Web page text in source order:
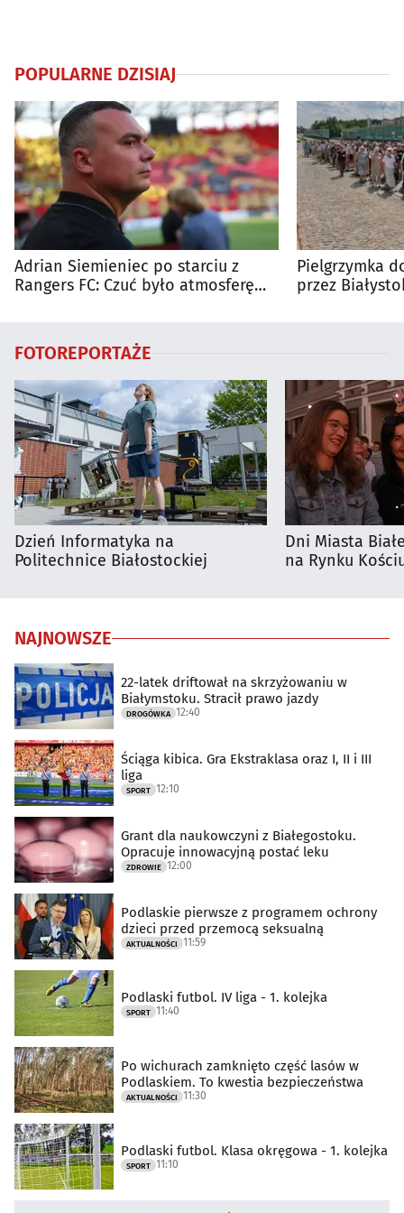
POPULARNE DZISIAJ
Adrian Siemieniec po starciu z
Rangers FC: Czuć było atmosferę
Pielgrzymka
przez
FOTOREPORTAŻE
Dzień Informatyka na
Politechnice Białostockiej
Dni Miasta
na Rynku
NAJNOWSZE
22-latek driftował na skrzyżowaniu w
Białymstoku. Stracił prawo jazdy
DROGÓWKA 12:40
Ściąga kibica. Gra Ekstraklasa oraz I, II i III
liga
SPORT 12:10
Grant dla naukowczyni z Białegostoku.
Opracuje innowacyjną postać leku
ZDROWIE 12:00
Podlaskie pierwsze z programem ochrony
dzieci przed przemocą seksualną
AKTUALNOŚCI 11:59
Podlaski futbol. IV liga - 1. kolejka
SPORT 11:40
Po wichurach zamknięto część lasów w
Podlaskiem. To kwestia bezpieczeństwa
AKTUALNOŚCI 11:30
Podlaski futbol. Klasa okręgowa - 1. kolejka
SPORT 11:10